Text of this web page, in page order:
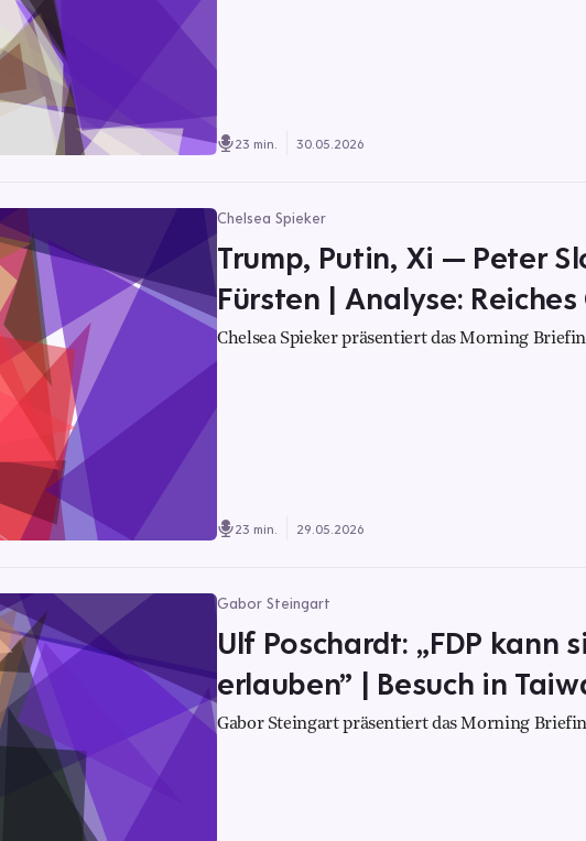
23 min. 30.05.2026
Chelsea Spieker
Trump, Putin, Xi — Peter
Fürsten | Analyse:
Chelsea Spieker präsentiert das Morning
23 min. 29.05.2026
Gabor Steingart
Ulf Poschardt: „FDP kann
erlauben” | Besuch in
Gabor Steingart präsentiert das Morning